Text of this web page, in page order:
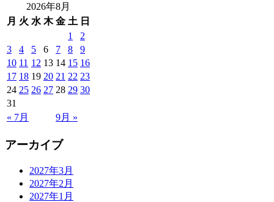
2026年8月
月 火 水 木 金 土 日
« 7月 9月 »
1
2
3
4 5 6 7 8
9
10 11 12 13 14 15 16
17 18 19 20 21 22 23
24 25 26 27 28 29 30
31
アーカイブ
2027年3月
2027年2月
2027年1月